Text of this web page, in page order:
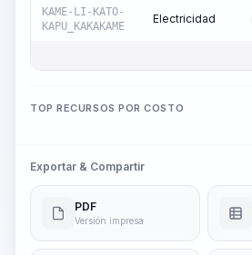
KAME-LI-KATO-
KAPU_KAKAKAME
Electricidad
TOP RECURSOS POR COSTO
Exportar & Compartir
PDF
Versión impresa